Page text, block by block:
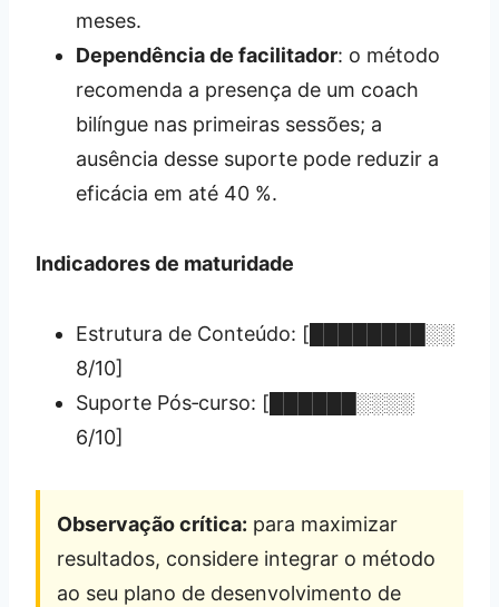
meses.
Dependência de facilitador: o método
recomenda a presença de um coach
bilíngue nas primeiras sessões; a
ausência desse suporte pode reduzir a
eficácia em até 40 %.
Indicadores de maturidade
Estrutura de Conteúdo: [████████░░
8/10]
Suporte Pós‑curso: [██████░░░░
6/10]
Observação crítica: para maximizar
resultados, considere integrar o método
ao seu plano de desenvolvimento de